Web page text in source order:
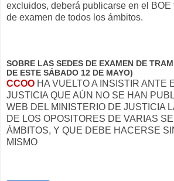
excluidos, deberá publicarse en el
de examen de todos los ámbitos.
SOBRE LAS SEDES DE EXAMEN DE
DE ESTE SÁBADO 12 DE MAYO)
CCOO HA VUELTO A INSISTIR ANTE
JUSTICIA QUE AÚN NO SE HAN
WEB DEL MINISTERIO DE JUSTICIA
DE LOS OPOSITORES DE VARIAS
ÁMBITOS, Y QUE DEBE HACERSE
MISMO